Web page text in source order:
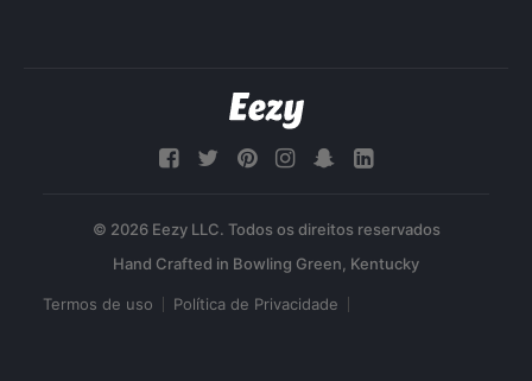
© 2026 Eezy LLC. Todos os direitos reservados
Termos de uso Política de Privacidade